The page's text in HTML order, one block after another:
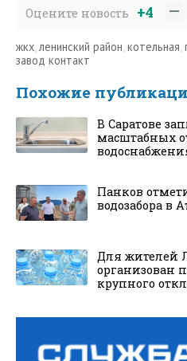
Оцените новость +4
жкх,ленинский район,котельная,
завод контакт
Похожие
В Саратове
масштабных
Панков
водозабора в
Для жителей
организован
крупного